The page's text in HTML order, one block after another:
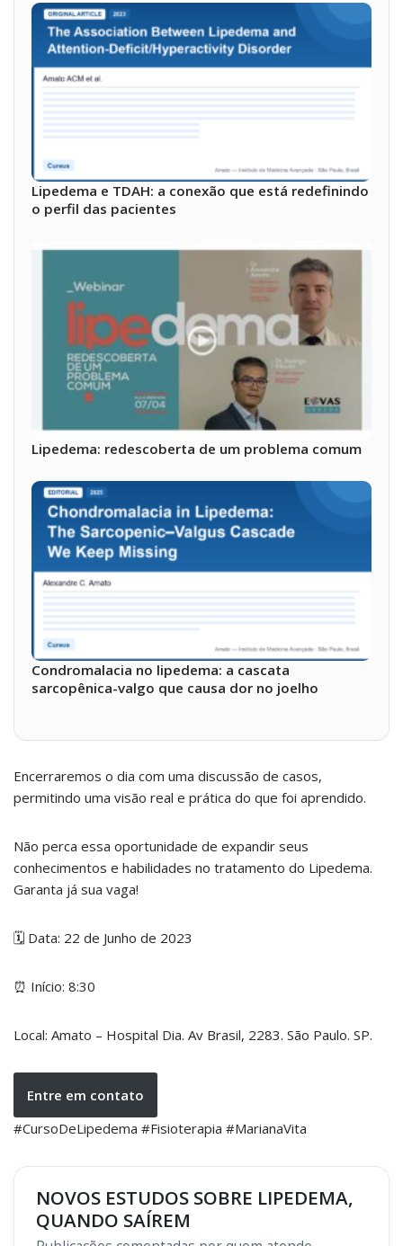
Lipedema e TDAH: a conexão que está redefinindo
o perfil das pacientes
Lipedema: redescoberta de um problema comum
Condromalacia no lipedema: a cascata
sarcopênica-valgo que causa dor no joelho
Encerraremos o dia com uma discussão de casos,
permitindo uma visão real e prática do que foi aprendido.
Não perca essa oportunidade de expandir seus
conhecimentos e habilidades no tratamento do Lipedema.
Garanta já sua vaga!
🗓️ Data: 22 de Junho de 2023
⏰ Início: 8:30
Local: Amato – Hospital Dia. Av Brasil, 2283. São Paulo. SP.
Entre em contato
#CursoDeLipedema #Fisioterapia #MarianaVita
NOVOS ESTUDOS SOBRE LIPEDEMA,
QUANDO SAÍREM